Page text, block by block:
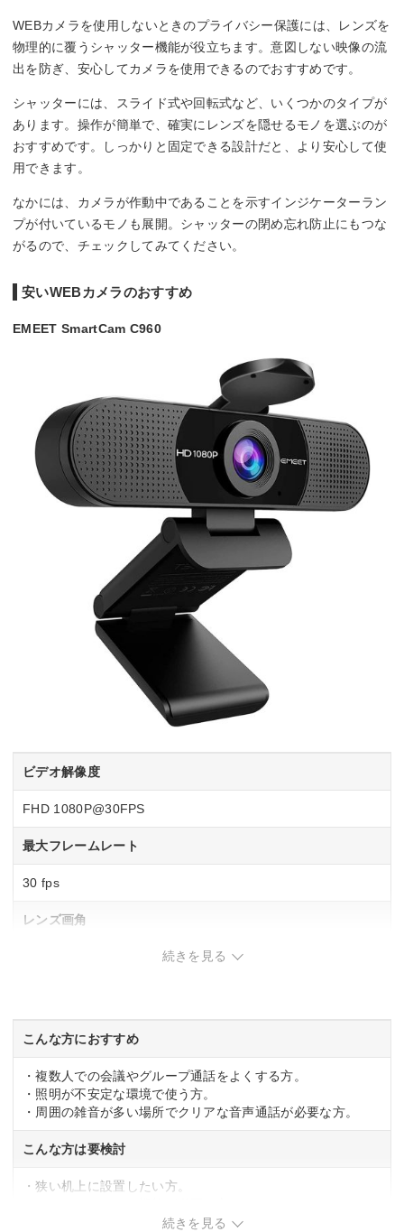
WEBカメラを使用しないときのプライバシー保護には、レンズを
物理的に覆うシャッター機能が役立ちます。意図しない映像の流
出を防ぎ、安心してカメラを使用できるのでおすすめです。
シャッターには、スライド式や回転式など、いくつかのタイプが
あります。操作が簡単で、確実にレンズを隠せるモノを選ぶのが
おすすめです。しっかりと固定できる設計だと、より安心して使
用できます。
なかには、カメラが作動中であることを示すインジケーターラン
プが付いているモノも展開。シャッターの閉め忘れ防止にもつな
がるので、チェックしてみてください。
安いWEBカメラのおすすめ
EMEET SmartCam C960
ビデオ解像度
FHD 1080P@30FPS
最大フレームレート
30 fps
レンズ画角
プライバシーカバー
あり
幅x高さx奥行
125x68x52 mm
続きを見る
こんな方におすすめ
・複数人での会議やグループ通話をよくする方。
・照明が不安定な環境で使う方。
・周囲の雑音が多い場所でクリアな音声通話が必要な方。
こんな方は要検討
・狭い机上に設置したい方。
続きを見る